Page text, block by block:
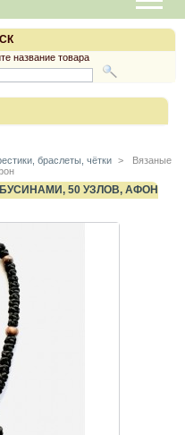
браслеты, чётки >
Вязаные
50 УЗЛОВ, АФОН
название товара